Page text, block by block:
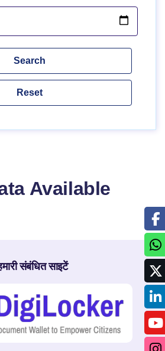
Available
संबंधित साइटें